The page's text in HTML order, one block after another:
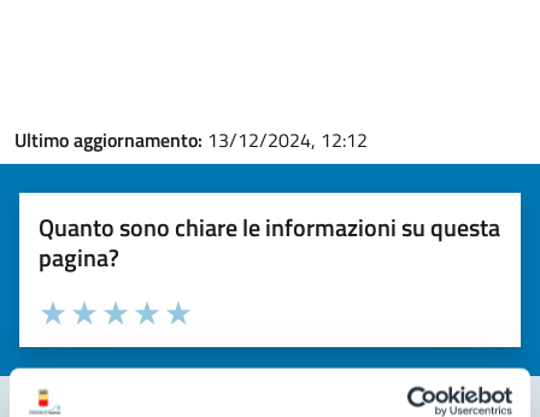
Ultimo aggiornamento: 13/12/2024, 12:12
Quanto sono chiare le informazioni su questa
pagina?
Valuta la chiarezza delle informazioni (da 1 a 5 stelle)
Seleziona il numero di stelle per valutare la chiarezza delle
Valuta 5 stelle su 5
Valuta 4 stelle su 5
Valuta 3 stelle su 5
Valuta 2 stelle su 5
Valuta 1 stelle su 5